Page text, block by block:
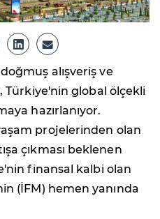
alışveriş ve
Türkiye'nin global ölçekli
hazırlanıyor.
projelerinden olan
çıkması beklenen
finansal kalbi olan
(İFM) hemen yanında